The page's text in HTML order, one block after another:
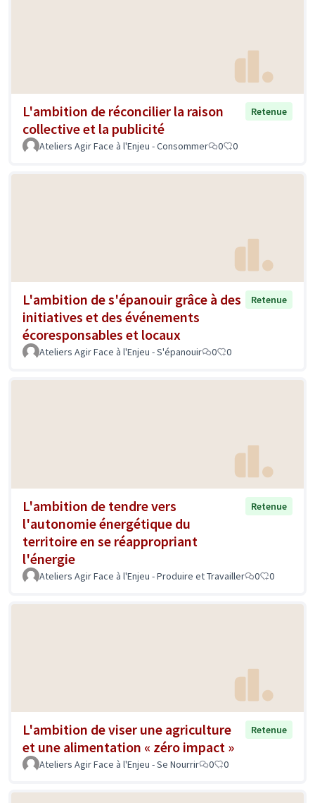
L'ambition de réconcilier la raison
collective et la publicité
Retenue
Ateliers Agir Face à l'Enjeu - Consommer 0 0
L'ambition de s'épanouir grâce à des
initiatives et des événements
écoresponsables et locaux
Retenue
Ateliers Agir Face à l'Enjeu - S'épanouir 0 0
L'ambition de tendre vers
l'autonomie énergétique du
territoire en se réappropriant
l'énergie
Retenue
Ateliers Agir Face à l'Enjeu - Produire et Travailler 0 0
L'ambition de viser une agriculture
et une alimentation « zéro impact »
Retenue
Ateliers Agir Face à l'Enjeu - Se Nourrir 0 0